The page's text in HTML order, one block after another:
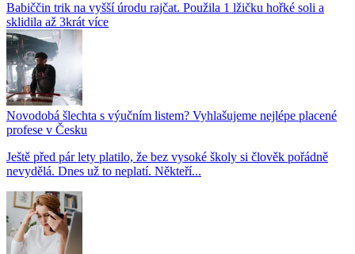
Babiččin trik na vyšší úrodu rajčat. Použila 1 lžičku hořké soli a
sklidila až 3krát více
Novodobá šlechta s výučním listem? Vyhlašujeme nejlépe placené
profese v Česku
Ještě před pár lety platilo, že bez vysoké školy si člověk pořádně
nevydělá. Dnes už to neplatí. Někteří...